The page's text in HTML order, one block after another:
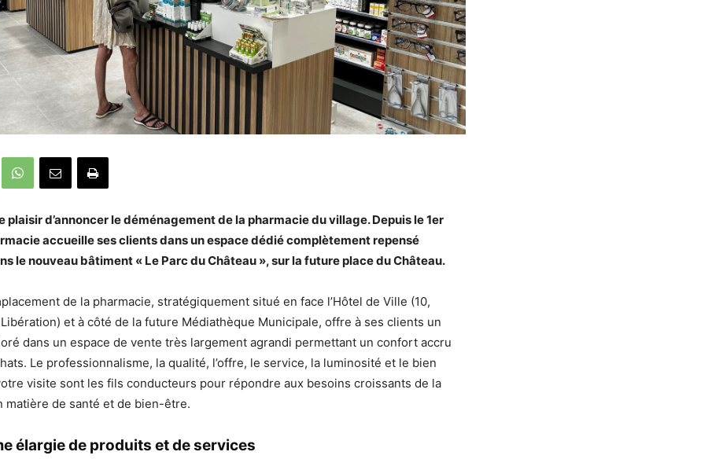
plaisir d’annoncer le déménagement de la pharmacie du village. Depuis le 1er
accueille ses clients dans un espace dédié complètement repensé
le nouveau bâtiment « Le Parc du Château », sur la future place du Château.
de la pharmacie, stratégiquement situé en face l’Hôtel de Ville (10,
et à côté de la future Médiathèque Municipale, offre à ses clients un
dans un espace de vente très largement agrandi permettant un confort accru
Le professionnalisme, la qualité, l’offre, le service, la luminosité et le bien
visite sont les fils conducteurs pour répondre aux besoins croissants de la
matière de santé et de bien-être.
élargie de produits et de services